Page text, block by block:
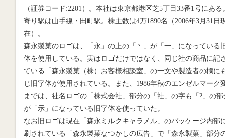
（証券コード:2201）。本社は東京都港区芝5丁目33番1号にある
寄り駅は山手線・田町駅。株主数は4万1890名（2006年3月31日
在）。
森永製菓のロゴは、「永」の上の「丶」が「一」になっている
体を使用している。実はロゴだけではなく、同じ社の商品に記
ている「森永製菓（株）お客様相談室」の一文や製造者の欄に
じ旧字体が使用されている。また、1986年秋のエンゼルマーク
までは、社名ロゴの「株式会社」部分の「社」の字も「?」の部
が「示」になっている旧字体を使っていた。
なお旧ロゴは現在「森永ミルクキャラメル」のパッケージ内部
刷されている「森永製菓なつかしの広告」で「森永製菓」部分